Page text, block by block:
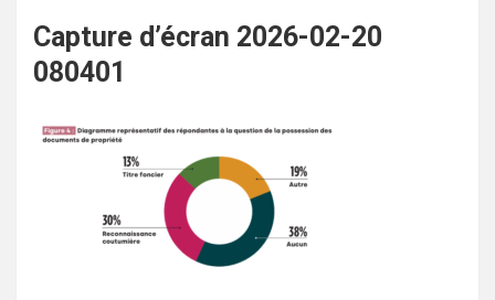
Capture d’écran 2026-02-20
080401